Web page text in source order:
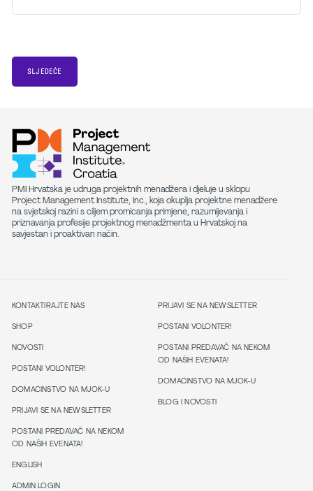
SLJEDEĆE
PMI Hrvatska je udruga projektnih menadžera i djeluje u sklopu
Project Management Institute, Inc., koja okuplja projektne menadžere
na svjetskoj razini s ciljem promicanja primjene, razumijevanja i
priznavanja profesije projektnog menadžmenta u Hrvatskoj na
savjestan i proaktivan način.
KONTAKTIRAJTE NAS
SHOP
NOVOSTI
POSTANI VOLONTER!
DOMAĆINSTVO NA MJOK-U
PRIJAVI SE NA NEWSLETTER
POSTANI PREDAVAČ NA NEKOM
OD NAŠIH EVENATA!
ENGLISH
ADMIN LOGIN
PRIJAVI SE NA NEWSLETTER
POSTANI VOLONTER!
POSTANI PREDAVAČ NA NEKOM
OD NAŠIH EVENATA!
DOMAĆINSTVO NA MJOK-U
BLOG I NOVOSTI